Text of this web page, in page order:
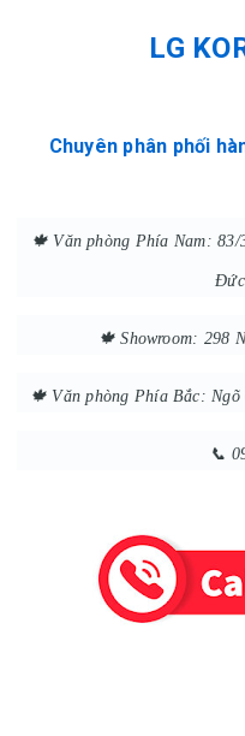
LG
Chuyên phân phối
🍁 Văn phòng Phía Nam:
🍁 Showroom: 298
🍁 Văn phòng Phía Bắc:
📞